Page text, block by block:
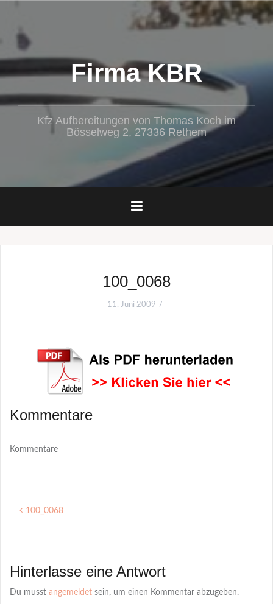
springen
Firma KBR
Kfz Aufbereitungen von Thomas Koch im
Bösselweg 2, 27336 Rethem
100_0068
11. Juni 2009
Kommentare
Kommentare
Post
100_0068
Hinterlasse eine Antwort
Du musst angemeldet sein, um einen Kommentar abzugeben.